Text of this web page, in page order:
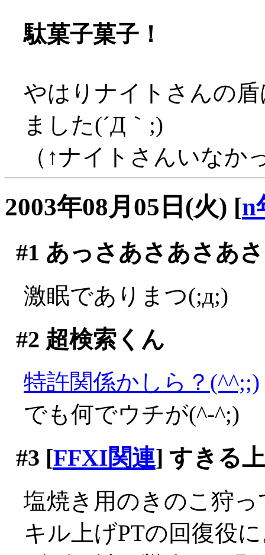
駄菓子菓子！
やはりナイトさんの
ました(´Д｀;)
（↑ナイトさんいなか
2003年08月05日(火) [n
#1 あっさあさあさあ
激眠でありまつ(;д;)
#2 超検索くん
特許関係かしら？(^^;;)
でも何でウチが(^-^;)
#3 [FFXI関連] すきる
塩焼き用のきのこ狩
キル上げPTの回復役